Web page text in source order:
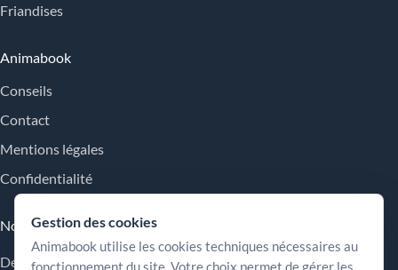
Friandises
Animabook
Conseils
Contact
Mentions légales
Confidentialité
Nos engagements
Des repères simples pour comparer les offres, comprendre les
Gestion des cookies
Animabook utilise les cookies techniques nécessaires au
fonctionnement du site. Votre choix permet de gérer les